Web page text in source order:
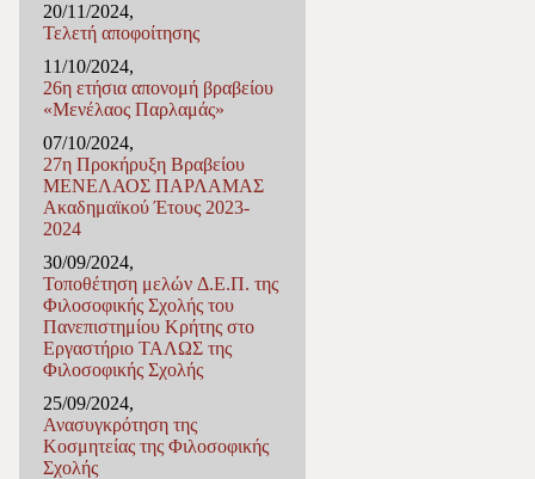
20/11/2024,
Τελετή αποφοίτησης
11/10/2024,
26η ετήσια απονομή βραβείου
«Μενέλαος Παρλαμάς»
07/10/2024,
27η Προκήρυξη Βραβείου
ΜΕΝΕΛΑΟΣ ΠΑΡΛΑΜΑΣ
Ακαδημαϊκού Έτους 2023-
2024
30/09/2024,
Τοποθέτηση μελών Δ.Ε.Π. της
Φιλοσοφικής Σχολής του
Πανεπιστημίου Κρήτης στο
Εργαστήριο ΤΑΛΩΣ της
Φιλοσοφικής Σχολής
25/09/2024,
Ανασυγκρότηση της
Κοσμητείας της Φιλοσοφικής
Σχολής